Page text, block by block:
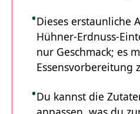
Dieses erstaunliche
Hühner-Erdnuss-
nur Geschmack; es
Essensvorbereitung
Du kannst die